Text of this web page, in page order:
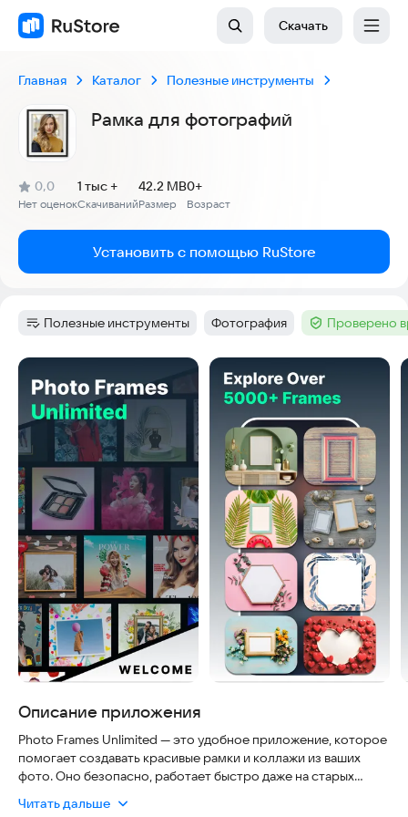
Скачать
Главная Каталог Полезные инструменты
Рамка для фотографий
Рейтинг:
0,0
(
Нет оценок
)
Скачиваний
1 тыс +
Размер
42.2 MB
Возраст
0+
Установить с помощью RuStore
Категория:
Полезные инструменты Тег:
Фотография Тег :Проверено
Скриншоты
Описание приложения
Photo Frames Unlimited — это удобное приложение, которое
помогает создавать красивые рамки и коллажи из ваших
фото. Оно безопасно, работает быстро даже на старых
доступ к новым эффектам и шаблонам.
Читать дальше